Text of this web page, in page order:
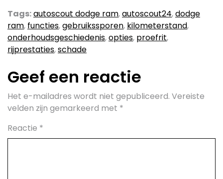
Tags:autoscout dodge ram,autoscout24,dodge
ram, functies,gebruikssporen, kilometerstand,
onderhoudsgeschiedenis,opties, proefrit,
rijprestaties,schade
Geef een reactie
Het e-mailadres wordt niet gepubliceerd. Vereiste
velden zijn gemarkeerd met *
Reactie *